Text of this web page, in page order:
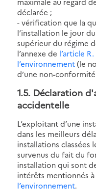
déclarée ;
- vérification que la
l’installation le jour
supérieur du régime
l’annexe de l’article
l’environnement(le
d’une non-
1.5. Déclaration
accidentelle
L’exploitant d’une
dans les meilleurs
installations classées
survenus du fait du
installation qui sont
intérêts mentionnés à
l’environnement.